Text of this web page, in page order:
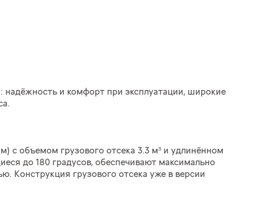
надёжность и комфорт при эксплуатации, широкие
с объемом грузового отсека 3.3 м³ и удлинённом
до 180 градусов, обеспечивают максимально
Конструкция грузового отсека уже в версии